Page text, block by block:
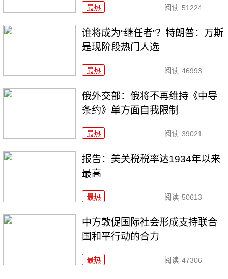
最热 阅读 51224
谁将成为“继任者”？特朗普：万斯
是现阶段热门人选
最热 阅读 46993
俄外交部：俄将不再维持《中导
条约》单方面自我限制
最热 阅读 39021
报告：美关税税率达1934年以来
最高
最热 阅读 50613
中方敦促国际社会形成支持联合
国和平行动的合力
最热 阅读 47306